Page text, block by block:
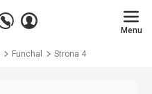
Zadzwoń
+48 71 771 76 55
Zaloguj
Menu
Funchal Strona 4